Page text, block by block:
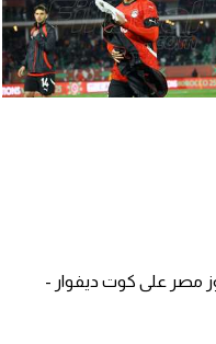
مصر على كوت ديفوار -